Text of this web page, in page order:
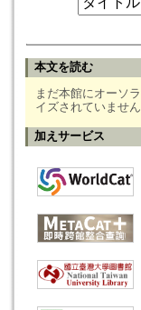
本文を読む
まだ本館にオーソラ
イズされていません
加えサービス